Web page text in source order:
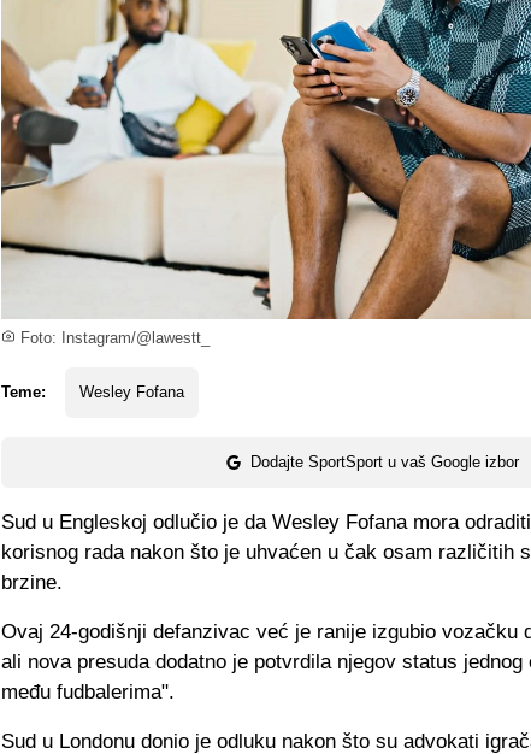
Foto: Instagram/@lawestt_
Teme: Wesley Fofana
Dodajte SportSport u vaš Google izbor
Sud u Engleskoj odlučio je da Wesley Fofana mora
korisnog rada nakon što je uhvaćen u čak osam različitih
brzine.
Ovaj 24-godišnji defanzivac već je ranije izgubio vozačku
ali nova presuda dodatno je potvrdila njegov status jednog
među fudbalerima".
Sud u Londonu donio je odluku nakon što su advokati